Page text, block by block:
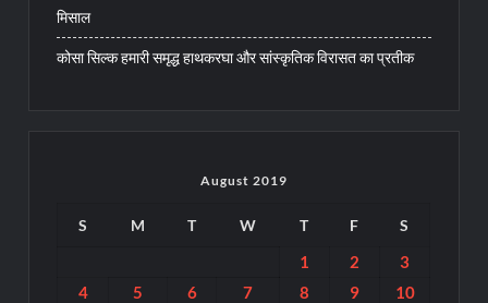
मिसाल
कोसा सिल्क हमारी समृद्ध हाथकरघा और सांस्कृतिक विरासत का प्रतीक
August 2019
S M T W T F S
1 2
3
4
5 6 7 8 9 10